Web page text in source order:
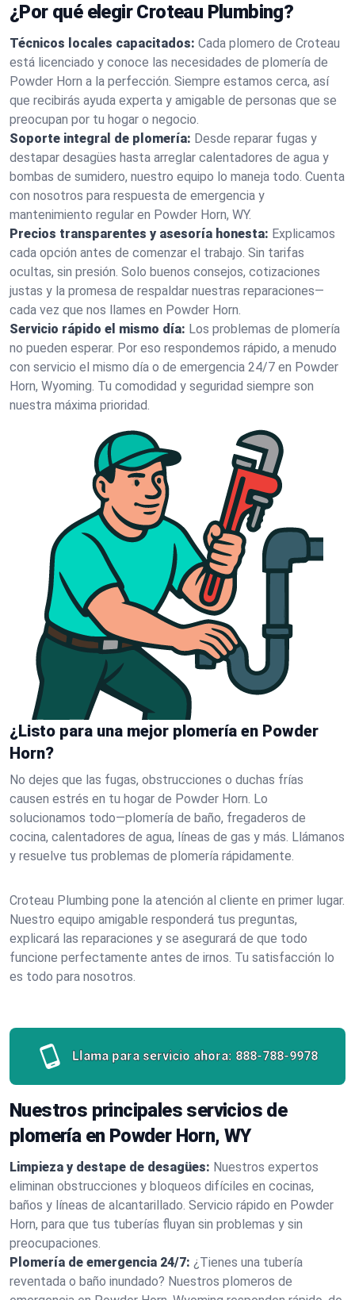
¿Por qué elegir Croteau Plumbing?
Técnicos locales capacitados: Cada plomero de Croteau
está licenciado y conoce las necesidades de plomería de
Powder Horn a la perfección. Siempre estamos cerca, así
que recibirás ayuda experta y amigable de personas que se
preocupan por tu hogar o negocio.
Soporte integral de plomería: Desde reparar fugas y
destapar desagües hasta arreglar calentadores de agua y
bombas de sumidero, nuestro equipo lo maneja todo. Cuenta
con nosotros para respuesta de emergencia y
mantenimiento regular en Powder Horn, WY.
Precios transparentes y asesoría honesta: Explicamos
cada opción antes de comenzar el trabajo. Sin tarifas
ocultas, sin presión. Solo buenos consejos, cotizaciones
justas y la promesa de respaldar nuestras reparaciones—
cada vez que nos llames en Powder Horn.
Servicio rápido el mismo día: Los problemas de plomería
no pueden esperar. Por eso respondemos rápido, a menudo
con servicio el mismo día o de emergencia 24/7 en Powder
Horn, Wyoming. Tu comodidad y seguridad siempre son
nuestra máxima prioridad.
¿Listo para una mejor plomería en Powder
Horn?
No dejes que las fugas, obstrucciones o duchas frías
causen estrés en tu hogar de Powder Horn. Lo
solucionamos todo—plomería de baño, fregaderos de
cocina, calentadores de agua, líneas de gas y más. Llámanos
y resuelve tus problemas de plomería rápidamente.
Croteau Plumbing pone la atención al cliente en primer lugar.
Nuestro equipo amigable responderá tus preguntas,
explicará las reparaciones y se asegurará de que todo
funcione perfectamente antes de irnos. Tu satisfacción lo
es todo para nosotros.
Llama para servicio ahora: 888-788-9978
Nuestros principales servicios de
plomería en Powder Horn, WY
Limpieza y destape de desagües: Nuestros expertos
eliminan obstrucciones y bloqueos difíciles en cocinas,
baños y líneas de alcantarillado. Servicio rápido en Powder
Horn, para que tus tuberías fluyan sin problemas y sin
preocupaciones.
Plomería de emergencia 24/7: ¿Tienes una tubería
reventada o baño inundado? Nuestros plomeros de